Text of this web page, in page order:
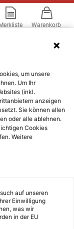
Merkliste Warenkorb
um unsere
Um Ihr
(inkl.
anzeigen
Sie können allen
oder alle ablehnen.
Cookies
Weitere
auf unseren
Einwilligung
was wir
in der EU